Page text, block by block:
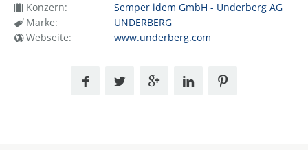
Konzern:
Semper idem GmbH - Underberg AG
Marke:
UNDERBERG
Webseite:
www.underberg.com